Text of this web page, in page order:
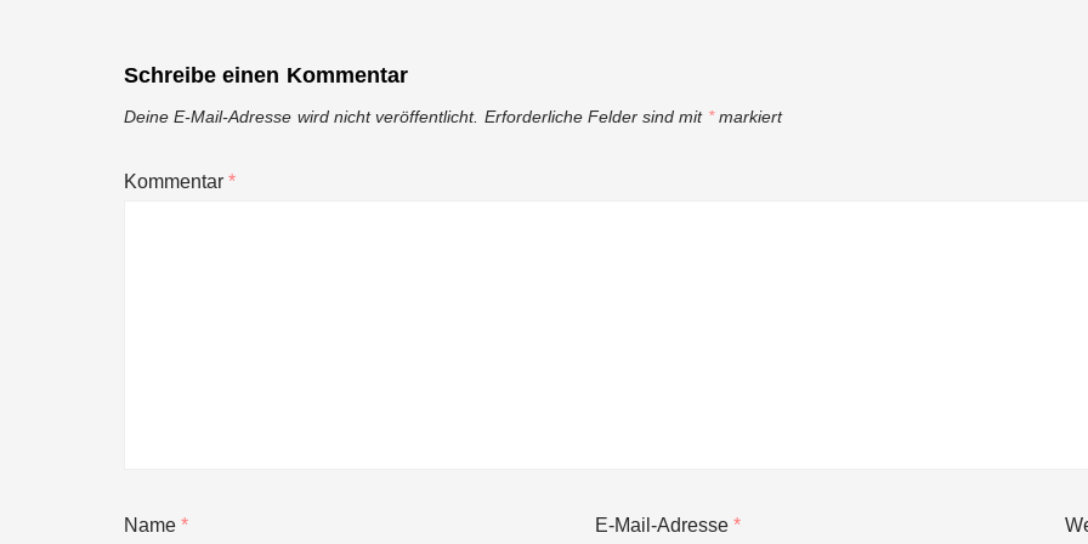
Schreibe einen Kommentar
Deine E-Mail-Adresse wird nicht veröffentlicht. Erforderliche Felder sind mit *markiert
Kommentar*
Name* E-Mail-Adresse *